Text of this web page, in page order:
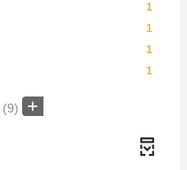
1
1
1
1
(9)